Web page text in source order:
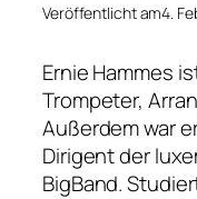
Veröffentlicht am4.
Ernie Hammes
Trompeter,
Außerdem war
Dirigent der
BigBand.